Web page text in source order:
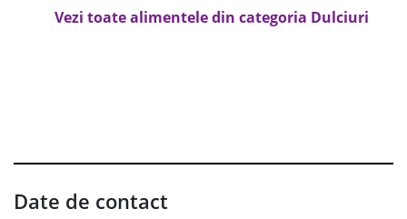
Vezi toate alimentele din categoria Dulciuri
Date de contact